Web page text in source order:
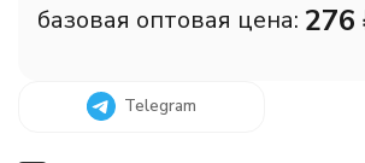
базовая оптовая цена: 276
Telegram